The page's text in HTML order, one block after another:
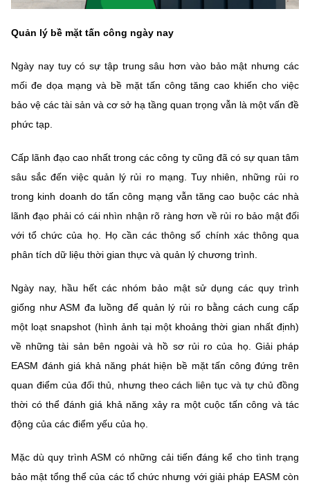
Quản lý bề mặt tấn công ngày nay
Ngày nay tuy có sự tập trung sâu hơn vào bảo mật nhưng các
mối đe dọa mạng và bề mặt tấn công tăng cao khiến cho việc
bảo vệ các tài sản và cơ sở hạ tầng quan trọng vẫn là một vấn đề
phức tạp.
Cấp lãnh đạo cao nhất trong các công ty cũng đã có sự quan tâm
sâu sắc đến việc quản lý rủi ro mạng. Tuy nhiên, những rủi ro
trong kinh doanh do tấn công mạng vẫn tăng cao buộc các nhà
lãnh đạo phải có cái nhìn nhận rõ ràng hơn về rủi ro bảo mật đối
với tổ chức của họ. Họ cần các thông số chính xác thông qua
phân tích dữ liệu thời gian thực và quản lý chương trình.
Ngày nay, hầu hết các nhóm bảo mật sử dụng các quy trình
giống như ASM đa luồng để quản lý rủi ro bằng cách cung cấp
một loạt snapshot (hình ảnh tại một khoảng thời gian nhất định)
về những tài sản bên ngoài và hồ sơ rủi ro của họ. Giải pháp
EASM đánh giá khả năng phát hiện bề mặt tấn công đứng trên
quan điểm của đối thủ, nhưng theo cách liên tục và tự chủ đồng
thời có thể đánh giá khả năng xảy ra một cuộc tấn công và tác
động của các điểm yếu của họ.
Mặc dù quy trình ASM có những cải tiến đáng kể cho tình trạng
bảo mật tổng thể của các tổ chức nhưng với giải pháp EASM còn